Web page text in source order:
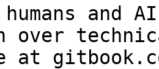
and
over
at